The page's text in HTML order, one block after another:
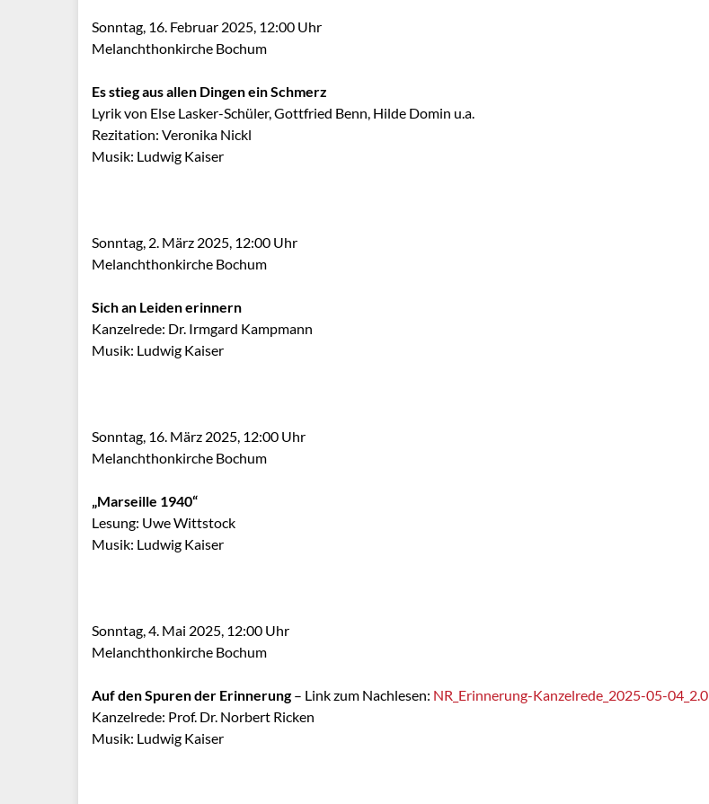
Sonntag, 16. Februar 2025, 12:00 Uhr
Melanchthonkirche Bochum
Es stieg aus allen Dingen ein Schmerz
Lyrik von Else Lasker-Schüler, Gottfried Benn, Hilde Domin u.a.
Rezitation: Veronika Nickl
Musik: Ludwig Kaiser
Sonntag, 2. März 2025, 12:00 Uhr
Melanchthonkirche Bochum
Sich an Leiden erinnern
Kanzelrede: Dr. Irmgard Kampmann
Musik: Ludwig Kaiser
Sonntag, 16. März 2025, 12:00 Uhr
Melanchthonkirche Bochum
„Marseille 1940“
Lesung: Uwe Wittstock
Musik: Ludwig Kaiser
Sonntag, 4. Mai 2025, 12:00 Uhr
Melanchthonkirche Bochum
Auf den Spuren der Erinnerung– Link zum Nachlesen: NR_Erinnerung-Kanzelrede_2025-05-04_2.0
Kanzelrede: Prof. Dr. Norbert Ricken
Musik: Ludwig Kaiser